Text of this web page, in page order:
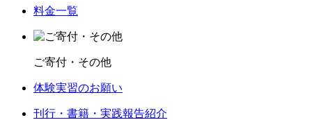
料金一覧
ご寄付・その他
体験実習のお願い
刊行・書籍・実践報告紹介